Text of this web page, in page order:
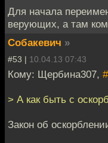
Для начала
верующих, а там
Собакевич »
#53 | 10.04.13 07:43
Кому: Щербина307,
> А как быть с
Закон об